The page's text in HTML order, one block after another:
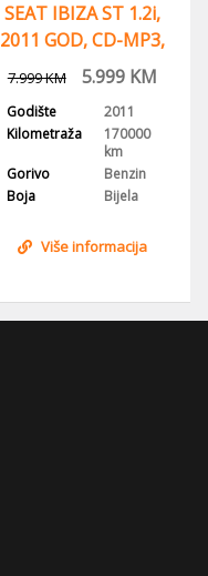
SEAT IBIZA ST 1.2i,
2011 GOD, CD-MP3,
KLIMA
7.999KM 5.999KM
Godište
2011
Kilometraža
170000
km
Gorivo
Benzin
Boja
Bijela
Više informacija